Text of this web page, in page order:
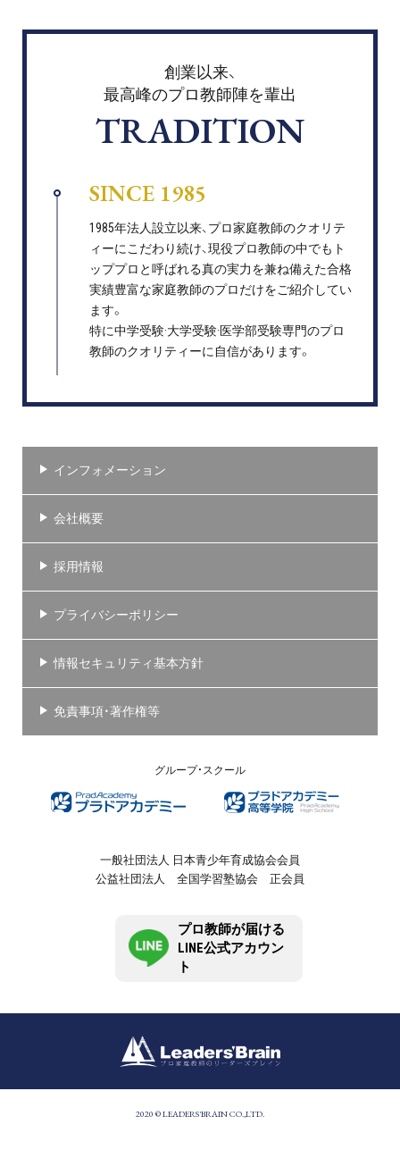
創業以来、
最高峰のプロ教師陣を輩出
TRADITION
SINCE 1985
1985年法人設立以来、プロ家庭教師のクオリテ
ィーにこだわり続け、現役プロ教師の中でもト
ッププロと呼ばれる真の実力を兼ね備えた合格
実績豊富な家庭教師のプロだけをご紹介してい
ます。
特に中学受験·大学受験·医学部受験専門のプロ
教師のクオリティーに自信があります。
インフォメーション
会社概要
採用情報
プライバシーポリシー
情報セキュリティ基本方針
免責事項・著作権等
グループ・スクール
一般社団法人 日本青少年育成協会会員
公益社団法人 全国学習塾協会 正会員
プロ教師が届ける
LINE公式アカウン
ト
2020 © LEADERS'BRAIN CO.,LTD.